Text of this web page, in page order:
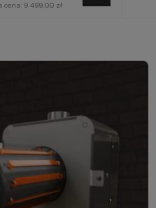
cena: 9 499,00 zł